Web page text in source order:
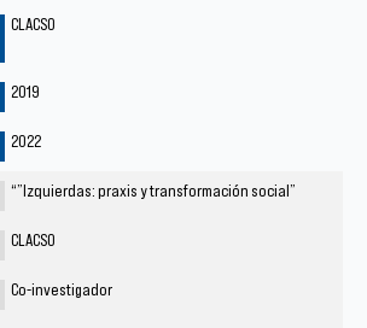
CLACSO
2019
2022
“”Izquierdas: praxis y transformación social”
CLACSO
Co-investigador